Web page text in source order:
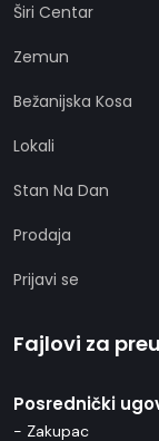
Širi Centar
Zemun
Bežanijska Kosa
Lokali
Stan Na Dan
Prodaja
Prijavi se
Fajlovi za
Posrednički
- Zakupac